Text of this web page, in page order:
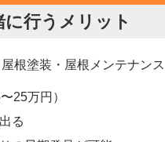
行うメリット
25万円）
る